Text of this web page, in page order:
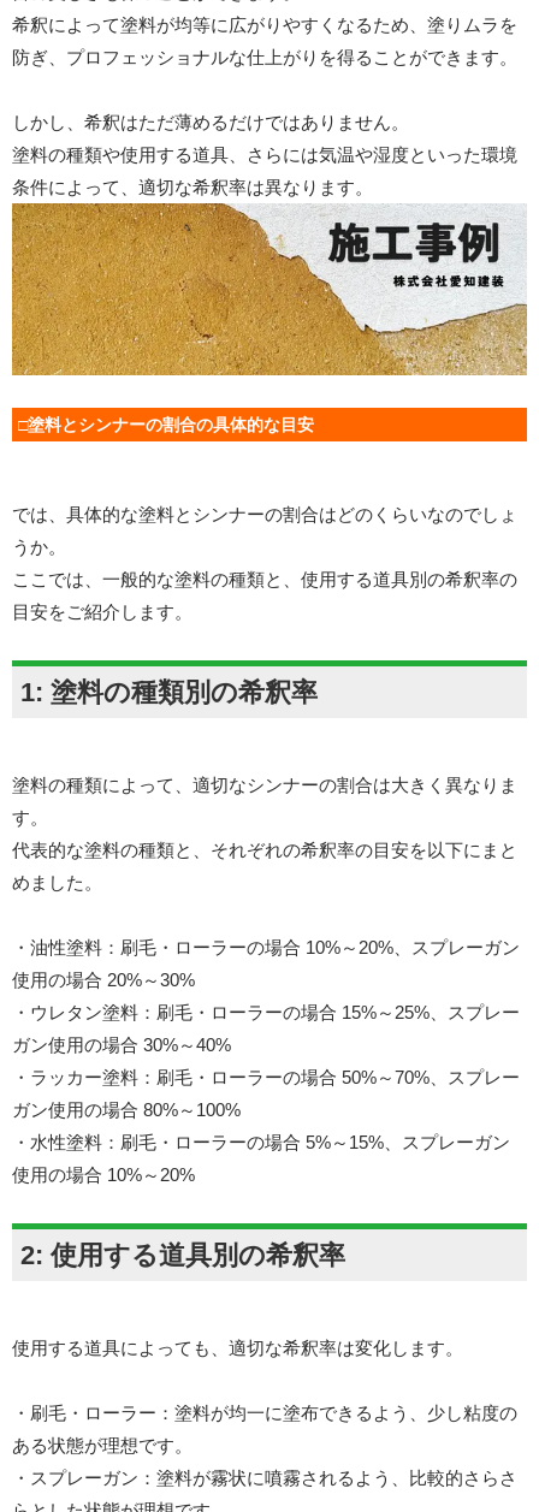
希釈によって塗料が均等に広がりやすくなるため、塗りムラを
防ぎ、プロフェッショナルな仕上がりを得ることができます。
しかし、希釈はただ薄めるだけではありません。
塗料の種類や使用する道具、さらには気温や湿度といった環境
条件によって、適切な希釈率は異なります。
□塗料とシンナーの割合の具体的な目安
では、具体的な塗料とシンナーの割合はどのくらいなのでしょ
うか。
ここでは、一般的な塗料の種類と、使用する道具別の希釈率の
目安をご紹介します。
1: 塗料の種類別の希釈率
塗料の種類によって、適切なシンナーの割合は大きく異なりま
す。
代表的な塗料の種類と、それぞれの希釈率の目安を以下にまと
めました。
・油性塗料：刷毛・ローラーの場合 10%～20%、スプレーガン
使用の場合 20%～30%
・ウレタン塗料：刷毛・ローラーの場合 15%～25%、スプレー
ガン使用の場合 30%～40%
・ラッカー塗料：刷毛・ローラーの場合 50%～70%、スプレー
ガン使用の場合 80%～100%
・水性塗料：刷毛・ローラーの場合 5%～15%、スプレーガン
使用の場合 10%～20%
2: 使用する道具別の希釈率
使用する道具によっても、適切な希釈率は変化します。
・刷毛・ローラー：塗料が均一に塗布できるよう、少し粘度の
ある状態が理想です。
・スプレーガン：塗料が霧状に噴霧されるよう、比較的さらさ